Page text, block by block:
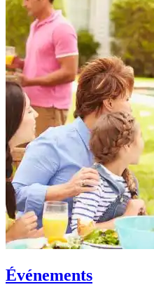
Événements